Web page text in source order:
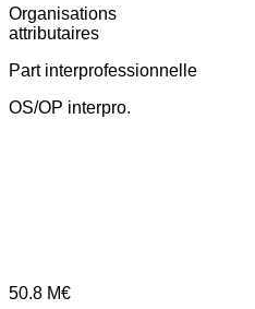
Organisations
attributaires
Part interprofessionnelle
OS/OP interpro.
50.8 M€